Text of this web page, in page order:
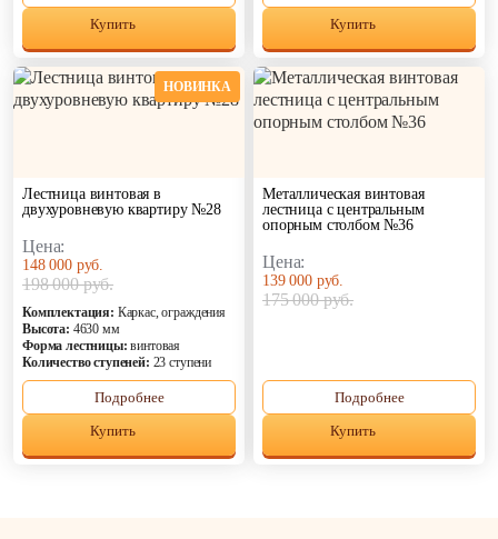
Купить
Купить
НОВИНКА
Лестница винтовая в
двухуровневую квартиру №28
Цена:
148 000 руб.
198 000 руб.
Комплектация: Каркас, ограждения
Высота: 4630 мм
Форма лестницы: винтовая
Количество ступеней: 23 ступени
Подробнее
Купить
Металлическая винтовая
лестница с центральным
опорным столбом №36
Цена:
139 000 руб.
175 000 руб.
Подробнее
Купить